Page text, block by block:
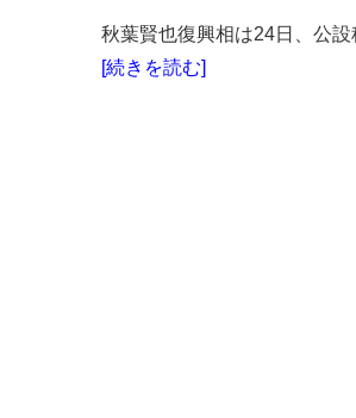
秋葉賢也復興相は24日、公
[続きを読む]